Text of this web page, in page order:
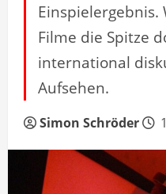
Filme die Spitze
international
Aufsehen.
Simon Schröder